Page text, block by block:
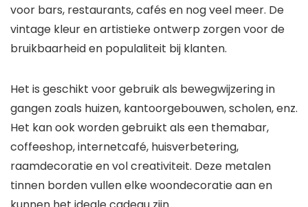
voor bars, restaurants, cafés en nog veel meer. De
vintage kleur en artistieke ontwerp zorgen voor de
bruikbaarheid en populaliteit bij klanten.
Het is geschikt voor gebruik als bewegwijzering in
gangen zoals huizen, kantoorgebouwen, scholen, enz.
Het kan ook worden gebruikt als een themabar,
coffeeshop, internetcafé, huisverbetering,
raamdecoratie en vol creativiteit. Deze metalen
tinnen borden vullen elke woondecoratie aan en